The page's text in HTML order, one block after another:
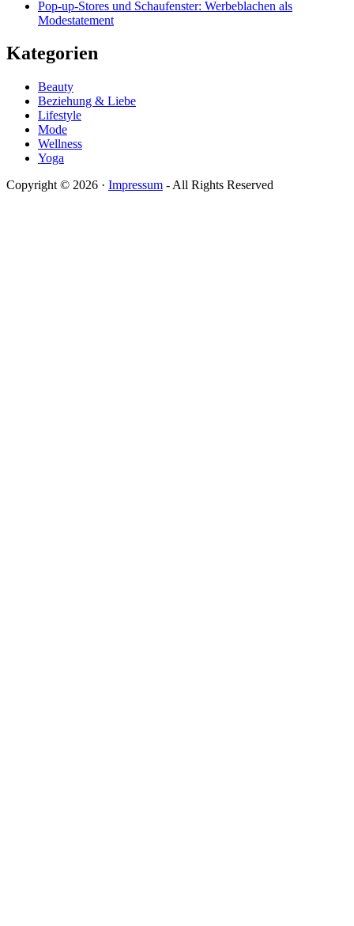
Pop-up-Stores und Schaufenster: Werbeblachen als
Modestatement
Kategorien
Beauty
Beziehung & Liebe
Lifestyle
Mode
Wellness
Yoga
Copyright © 2026 · Impressum - All Rights Reserved